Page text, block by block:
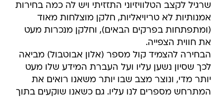
שרגיל לקצב הטלוויזיוני התזזיתי ויש לה כמה בחירות
אמנותיות לא טריויאליות, חלקן מוצלחות מאוד
(ומתפתחות בפרקים הבאים), וחלקן מנכרות מעט
את חווית הצפייה.
הבחירה להצמיד קול מספר (אלון אבוטבול) מביאה
לכך שסיון נשען עליו ועל העברת המידע שלו מעט
יותר מדי, ונוצר מצב שבו יותר משאנו רואים את
המתרחש מספרים לנו עליו. גם כשאנו שוקעים בתוך